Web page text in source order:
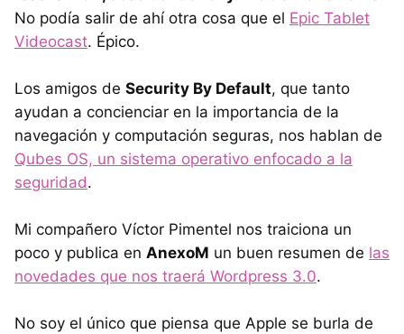
No podía salir de ahí otra cosa que el Epic Tablet
Videocast. Épico.
Los amigos de Security By Default, que tanto
ayudan a concienciar en la importancia de la
navegación y computación seguras, nos hablan de
Qubes OS, un sistema operativo enfocado a la
seguridad.
Mi compañero Víctor Pimentel nos traiciona un
poco y publica en AnexoM un buen resumen de las
novedades que nos traerá Wordpress 3.0.
No soy el único que piensa que Apple se burla de